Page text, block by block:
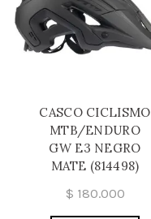
CASCO CICLISMO
MTB/ENDURO
GW E3 NEGRO
MATE (814498)
$ 180.000